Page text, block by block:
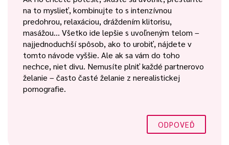
na to myslieť, kombinujte to s intenzívnou
predohrou, relaxáciou, dráždením klitorisu,
masážou… Všetko ide lepšie s uvoľneným telom –
najjednoduchší spôsob, ako to urobiť, nájdete v
tomto návode vyššie. Ale ak sa vám do toho
nechce, niet divu. Nemusíte plniť každé partnerovo
želanie – často časté želanie z nerealistickej
pornografie.
ODPOVEĎ